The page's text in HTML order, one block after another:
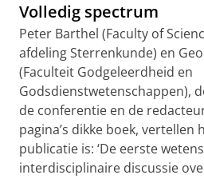
Volledig spectrum
Peter Barthel (Faculty of
afdeling Sterrenkunde) en
(Faculteit Godgeleerdheid en
Godsdienstwetenschappen),
de conferentie en de
pagina’s dikke boek, vertellen
publicatie is: ‘De eerste
interdisciplinaire discussie